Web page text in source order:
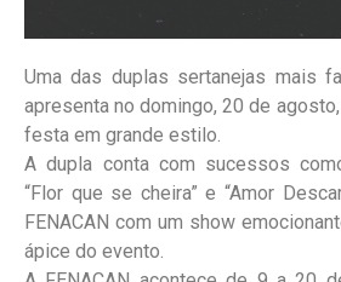
Uma das duplas sertanejas mais
apresenta no domingo, 20 de
festa em grande estilo.
A dupla conta com sucessos
“Flor que se cheira” e “Amor
FENACAN com um show
ápice do evento.